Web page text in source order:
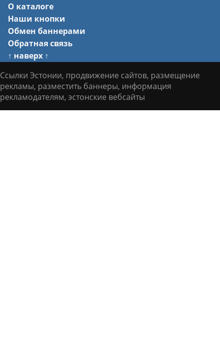
О каталоге
Наши кнопки
Обмен баннерами
Обратная связь
↑ наверх ↑
Ссылки Эстонии, продвижение сайтов, размещение
рекламы, разместить баннеры, информация
рекламодателям, эстонские вебсайты